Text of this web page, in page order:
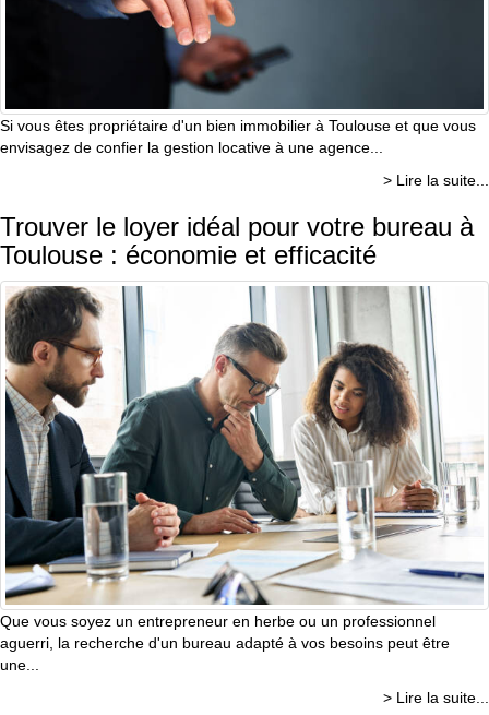
Si vous êtes propriétaire d'un bien immobilier à Toulouse et que vous
envisagez de confier la gestion locative à une agence...
> Lire la suite...
Trouver le loyer idéal pour votre bureau à
Toulouse : économie et efficacité
Que vous soyez un entrepreneur en herbe ou un professionnel
aguerri, la recherche d'un bureau adapté à vos besoins peut être
une...
> Lire la suite...